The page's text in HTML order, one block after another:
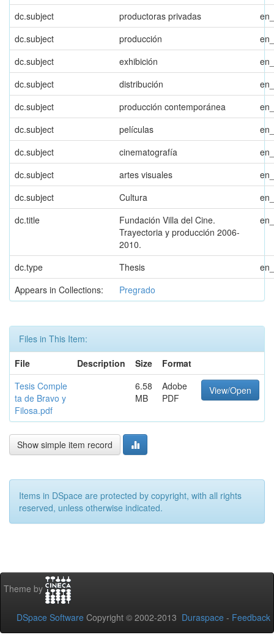
dc.subject
productoras privadas
dc.subject
producción
dc.subject
exhibición
dc.subject
distribución
dc.subject
producción contemporánea
dc.subject
películas
dc.subject
cinematografía
dc.subject
artes visuales
dc.subject
Cultura
dc.title
Fundación Villa del Cine.
Trayectoria y producción 2006-
2010.
dc.type Thesis
Appears in Collections:
Pregrado
Files in This Item:
File
Description Size
Format
Tesis Comple
ta de Bravo y
Filosa.pdf
6.58
MB
Adobe
PDF
View/Open
Show simple item record
Items in DSpace are protected by copyright, with all rights
reserved, unless otherwise indicated.
Theme by
DSpace Software Copyright © 2002-2013 Duraspace - Feedback